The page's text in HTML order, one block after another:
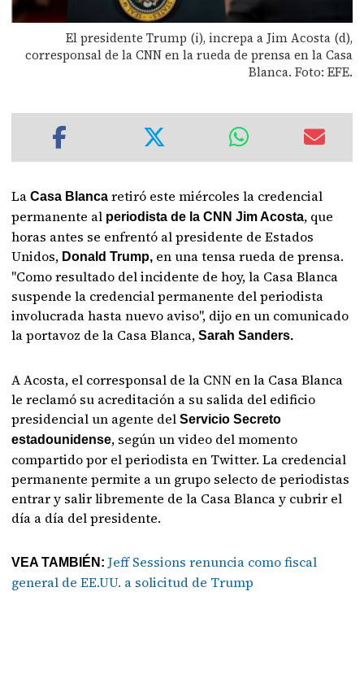
El presidente Trump (i), increpa a Jim Acosta (d),
corresponsal de la CNN en la rueda de prensa en la Casa
Blanca. Foto: EFE.
La Casa Blanca retiró este miércoles la credencial
permanente al periodista de la CNN Jim Acosta, que
horas antes se enfrentó al presidente de Estados
Unidos, Donald Trump, en una tensa rueda de prensa.
"Como resultado del incidente de hoy, la Casa Blanca
suspende la credencial permanente del periodista
involucrada hasta nuevo aviso", dijo en un comunicado
la portavoz de la Casa Blanca, Sarah Sanders.
A Acosta, el corresponsal de la CNN en la Casa Blanca
le reclamó su acreditación a su salida del edificio
presidencial un agente delServicio Secreto
estadounidense, según un video del momento
compartido por el periodista en Twitter. La credencial
permanente permite a un grupo selecto de periodistas
entrar y salir libremente de la Casa Blanca y cubrir el
día a día del presidente.
VEA TAMBIÉN:Jeff Sessions renuncia como fiscal
general de EE.UU. a solicitud de Trump